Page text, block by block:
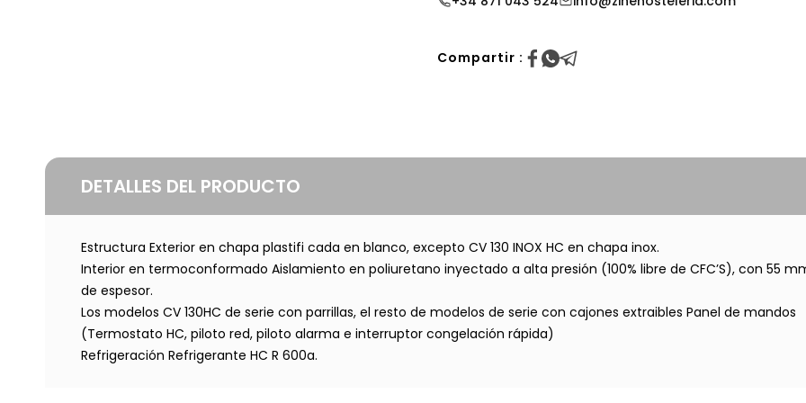
Compartir :
DETALLES DEL PRODUCTO
Estructura Exterior en chapa plastifi cada en blanco, excepto CV 130 INOX HC en chapa inox.
Interior en termoconformado Aislamiento en poliuretano inyectado a alta presión (100% libre de CFC’S), con 55
de espesor.
Los modelos CV 130HC de serie con parrillas, el resto de modelos de serie con cajones extraibles Panel de mandos
(Termostato HC, piloto red, piloto alarma e interruptor congelación rápida)
Refrigeración Refrigerante HC R 600a.